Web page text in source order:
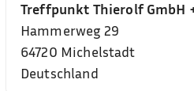
Treffpunkt Thierolf GmbH
Hammerweg 29
64720 Michelstadt
Deutschland